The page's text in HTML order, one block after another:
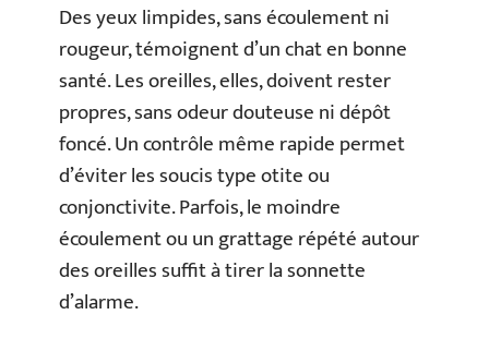
Des yeux limpides, sans écoulement ni
rougeur, témoignent d’un chat en bonne
santé. Les oreilles, elles, doivent rester
propres, sans odeur douteuse ni dépôt
foncé. Un contrôle même rapide permet
d’éviter les soucis type otite ou
conjonctivite. Parfois, le moindre
écoulement ou un grattage répété autour
des oreilles suffit à tirer la sonnette
d’alarme.